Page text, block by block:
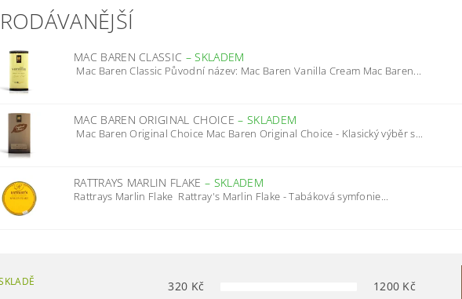
MAC BAREN CLASSIC –SKLADEM
Mac Baren Classic Původní název: Mac Baren Vanilla Cream Mac Baren...
MAC BAREN ORIGINAL CHOICE– SKLADEM
Mac Baren Original Choice Mac Baren Original Choice - Klasický výběr s...
RATTRAYS MARLIN FLAKE – SKLADEM
Rattrays Marlin Flake Rattray's Marlin Flake - Tabáková symfonie...
320 Kč 1200 Kč